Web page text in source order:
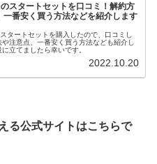
スタートセットを口コミ！解約方
一番安く買う方法などを紹介します
タートセットを購入したので、口コミし
や注意点、一番安く買う方法なども紹介し
立てましたら幸いです。
2022.10.20
る公式サイトはこちらで